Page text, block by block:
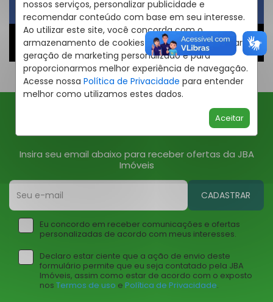
nossos serviços, personalizar publicidade e
recomendar conteúdo com base em seu interesse.
Ao utilizar este site, você concorda com o
armazenamento de cookies em seu dispositivo para
geração de marketing personalizado e para
proporcionarmos melhor experiência de navegação.
Acesse nossa Política de Privacidade para entender
melhor como utilizamos estes dados.
Aceitar
Obter um Link
Compartilhar
Ofertas JBA
Insira seu email abaixo para receber ofertas da JBA
Imóveis
CADASTRAR
Eu concordo em receber comunicações e ofertas
personalizadas de acordo com meus interesses.
Declaro estar ciente que a ação de envio deste
formulário permite que eu seja contatado pela JBA
Imóveis, assim como estar de acordo com o exposto
nos Termos de uso e Política de Privacidade.